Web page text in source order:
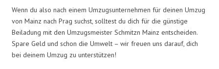
Wenn du also nach einem Umzugsunternehmen für deinen Umzug
von Mainz nach Prag suchst, solltest du dich für die günstige
Beiladung mit den Umzugsmeister Schmitzn Mainz entscheiden.
Spare Geld und schon die Umwelt – wir freuen uns darauf, dich
bei deinem Umzug zu unterstützen!